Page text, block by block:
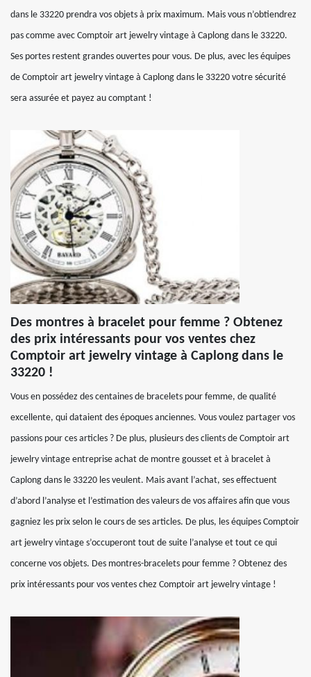
dans le 33220 prendra vos objets à prix maximum. Mais vous n’obtiendrez
pas comme avec Comptoir art jewelry vintage à Caplong dans le 33220.
Ses portes restent grandes ouvertes pour vous. De plus, avec les équipes
de Comptoir art jewelry vintage à Caplong dans le 33220 votre sécurité
sera assurée et payez au comptant !
Des montres à bracelet pour femme ? Obtenez
des prix intéressants pour vos ventes chez
Comptoir art jewelry vintage à Caplong dans le
33220 !
Vous en possédez des centaines de bracelets pour femme, de qualité
excellente, qui dataient des époques anciennes. Vous voulez partager vos
passions pour ces articles ? De plus, plusieurs des clients de Comptoir art
jewelry vintage entreprise achat de montre gousset et à bracelet à
Caplong dans le 33220 les veulent. Mais avant l’achat, ses effectuent
d’abord l’analyse et l’estimation des valeurs de vos affaires afin que vous
gagniez les prix selon le cours de ses articles. De plus, les équipes Comptoir
art jewelry vintage s’occuperont tout de suite l’analyse et tout ce qui
concerne vos objets. Des montres-bracelets pour femme ? Obtenez des
prix intéressants pour vos ventes chez Comptoir art jewelry vintage !